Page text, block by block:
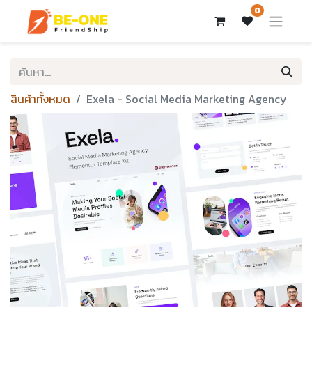
0
สินค้าทั้งหมด Exela - Social Media Marketing Agency